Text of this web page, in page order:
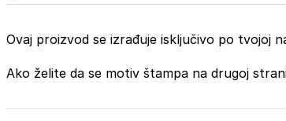
Ovaj proizvod se izrađuje isključivo po tvojoj
Ako želite da se motiv štampa na drugoj